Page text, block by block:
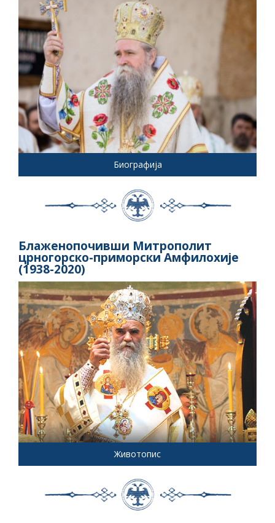
Биографија
Блаженопочивши Митрополит
црногорско-приморски Амфилохије
(1938-2020)
Животопис